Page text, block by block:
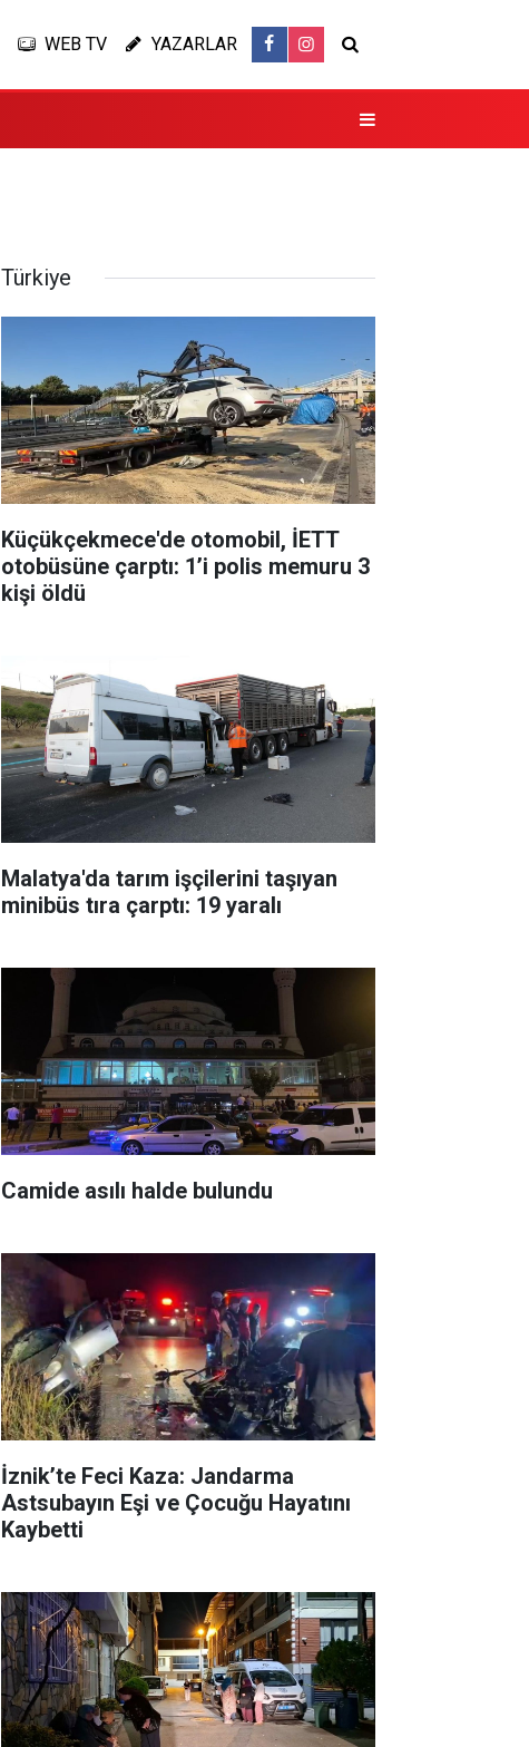
WEB TV YAZARLAR
Türkiye
Küçükçekmece'de otomobil, İETT
otobüsüne çarptı: 1’i polis memuru 3
kişi öldü
Malatya'da tarım işçilerini taşıyan
minibüs tıra çarptı: 19 yaralı
Camide asılı halde bulundu
İznik’te Feci Kaza: Jandarma
Astsubayın Eşi ve Çocuğu Hayatını
Kaybetti